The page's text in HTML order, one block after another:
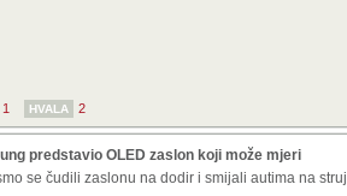
1 HVALA 2
predstavio OLED zaslon koji može mjeri
se čudili zaslonu na dodir i smijali autima na